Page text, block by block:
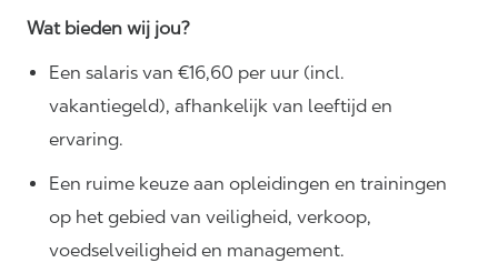
Wat bieden wij jou?
Een salaris van €16,60 per uur (incl.
vakantiegeld), afhankelijk van leeftijd en
ervaring.
Een ruime keuze aan opleidingen en trainingen
op het gebied van veiligheid, verkoop,
voedselveiligheid en management.